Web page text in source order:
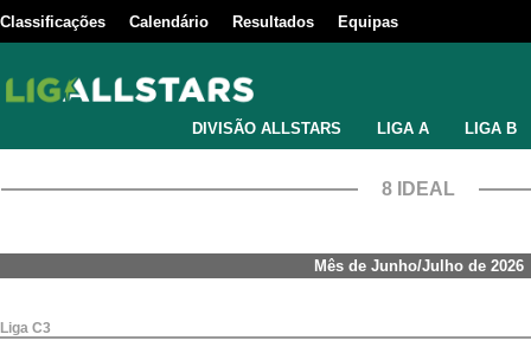
Classificações Calendário Resultados Equipas
DIVISÃO ALLSTARS LIGA A LIGA B
8 IDEAL
Mês de Junho/Julho de 2026
Liga C3